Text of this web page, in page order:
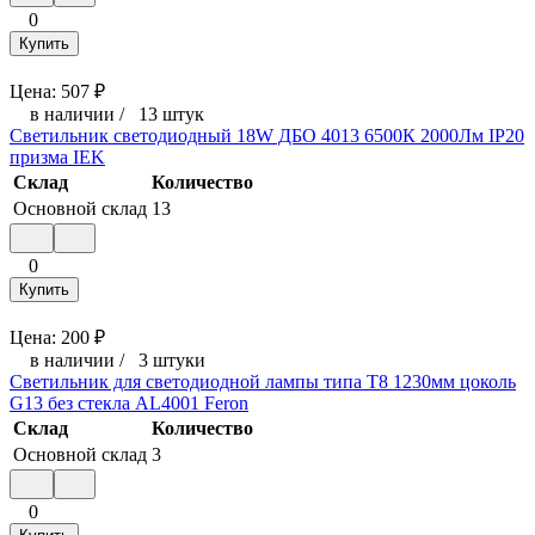
0
Купить
Цена: 507 ₽
в наличии / 13 штук
Светильник светодиодный 18W ДБО 4013 6500К 2000Лм IP20
призма IEK
Склад
Количество
Основной склад 13
0
Купить
Цена: 200 ₽
в наличии / 3 штуки
Светильник для светодиодной лампы типа Т8 1230мм цоколь
G13 без стекла AL4001 Feron
Склад
Количество
Основной склад 3
0